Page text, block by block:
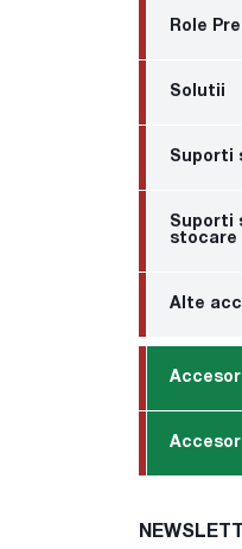
Role
Solutii
Suporti
Suporti
stocare
Alte